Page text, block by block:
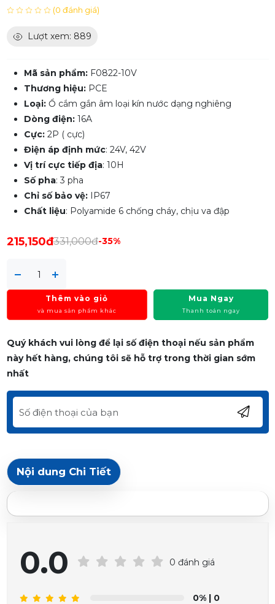
(0 đánh giá)
Lượt xem: 889
Mã sản phẩm:F0822-10V
Thương hiệu:PCE
Loại:Ổ cắm gắn âm loại kín nước dạng nghiêng
Dòng điện:16A
Cực:2P ( cực)
Điện áp định mức: 24V, 42V
Vị trí cực tiếp địa: 10H
Số pha: 3 pha
Chỉ số bảo vệ:IP67
Chất liệu: Polyamide 6 chống cháy, chịu va đập
215,150đ331,000đ-35%
Thêm vào giỏ
và mua sản phẩm khác
Mua Ngay
Thanh toán ngay
Quý khách vui lòng để lại số điện thoại nếu sản phẩm
này hết hàng, chúng tôi sẽ hỗ trợ trong thời gian sớm
nhất
Nội dung Chi Tiết
0.0 0 đánh giá
0% | 0